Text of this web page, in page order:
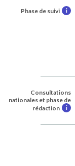
Phase de suivi i
Consultations
nationales et phase de
rédaction
i